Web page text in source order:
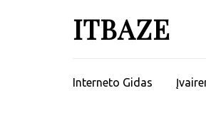
ITBAZE
Interneto Gidas